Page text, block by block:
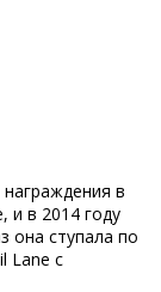
в
и в 2014 году
она ступала по
Lane с